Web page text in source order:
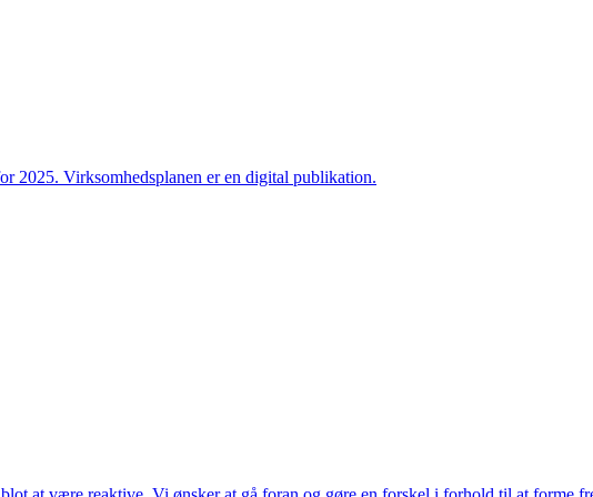
2025. Virksomhedsplanen er en digital publikation.